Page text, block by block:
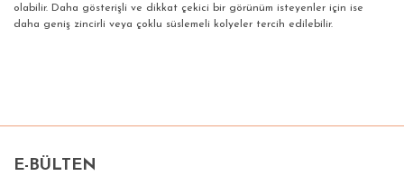
olabilir. Daha gösterişli ve dikkat çekici bir görünüm isteyenler için ise
daha geniş zincirli veya çoklu süslemeli kolyeler tercih edilebilir.
konularda yetersiz gördüğünüz noktaları öneri formunu
Görüş ve önerileriniz için teşekkür ederiz.
E-BÜLTEN